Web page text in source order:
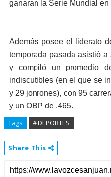
ganaran la Serie Mundial en
Además posee el liderato
temporada pasada asistió
y compiló un promedio
indiscutibles (en el que se
y 29 jonrones), con 95
y un OBP de .465.
Tags # DEPORTES
Share This